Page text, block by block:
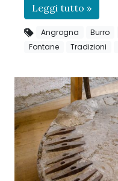
Leggi tutto »
Angrogna Burro
Fontane
Tradizioni